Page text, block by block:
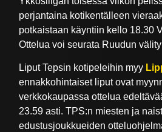
perjantaina kotikentälleen
potkaistaan käyntiin kello 18.30
Ottelua voi seurata Ruudun
Liput Tepsin kotipeleihin myy
ennakkohintaiset liput ovat
verkkokaupassa ottelua
23.59 asti. TPS:n miesten ja
edustusjoukkueiden